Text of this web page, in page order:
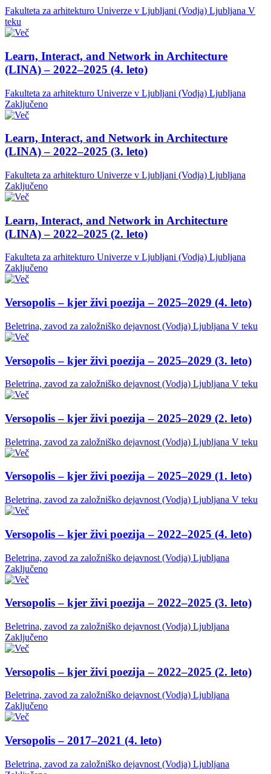
Fakulteta za arhitekturo Univerze v Ljubljani (Vodja) Ljubljana V
teku
Learn, Interact, and Network in Architecture
(LINA) – 2022–2025 (4. leto)
Fakulteta za arhitekturo Univerze v Ljubljani (Vodja) Ljubljana
Zaključeno
Learn, Interact, and Network in Architecture
(LINA) – 2022–2025 (3. leto)
Fakulteta za arhitekturo Univerze v Ljubljani (Vodja) Ljubljana
Zaključeno
Learn, Interact, and Network in Architecture
(LINA) – 2022–2025 (2. leto)
Fakulteta za arhitekturo Univerze v Ljubljani (Vodja) Ljubljana
Zaključeno
Versopolis – kjer živi poezija – 2025–2029 (4. leto)
Beletrina, zavod za založniško dejavnost (Vodja) Ljubljana V teku
Versopolis – kjer živi poezija – 2025–2029 (3. leto)
Beletrina, zavod za založniško dejavnost (Vodja) Ljubljana V teku
Versopolis – kjer živi poezija – 2025–2029 (2. leto)
Beletrina, zavod za založniško dejavnost (Vodja) Ljubljana V teku
Versopolis – kjer živi poezija – 2025–2029 (1. leto)
Beletrina, zavod za založniško dejavnost (Vodja) Ljubljana V teku
Versopolis – kjer živi poezija – 2022–2025 (4. leto)
Beletrina, zavod za založniško dejavnost (Vodja) Ljubljana
Zaključeno
Versopolis – kjer živi poezija – 2022–2025 (3. leto)
Beletrina, zavod za založniško dejavnost (Vodja) Ljubljana
Zaključeno
Versopolis – kjer živi poezija – 2022–2025 (2. leto)
Beletrina, zavod za založniško dejavnost (Vodja) Ljubljana
Zaključeno
Versopolis – 2017–2021 (4. leto)
Beletrina, zavod za založniško dejavnost (Vodja) Ljubljana